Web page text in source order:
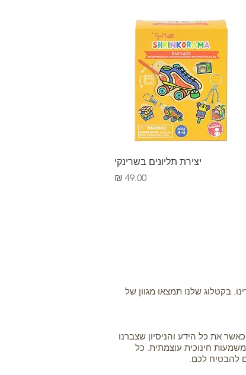
תצוגה מהירה
יצירת תליונים בשרינקי
מחיר
בקטלוג שלנו תמצאו מגוון של
על ידי חמוטל ברקן, הפועלת בתחום הצעצועים והפנאי למשפחות כבר למעלה מ-25 שנה, כאשר את כל הידע והניסיון שצברנו
חינוכית עוצמתית. כל
להבטיח לכם.